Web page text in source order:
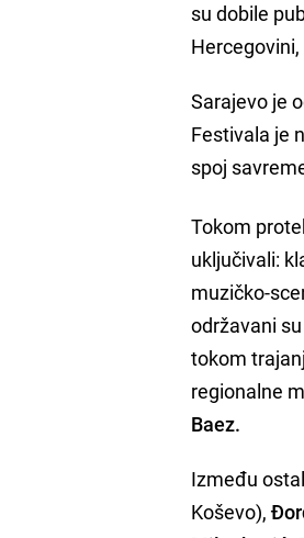
su dobile
Sarajevo je
Festivala je
spoj
Tokom
uključivali:
muzičko-
održavani
tokom
regionalne
Baez.
Između
Koševo),